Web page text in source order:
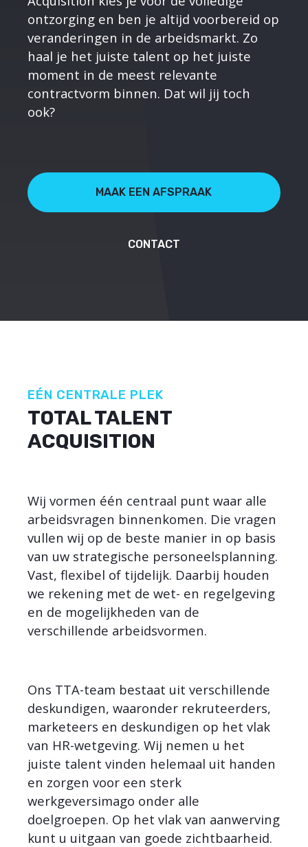
ontzorging en ben je altijd voorbereid op
veranderingen in de arbeidsmarkt. Zo
haal je het juiste talent op het juiste
moment in de meest relevante
contractvorm binnen. Dat wil jij toch
ook?
MAAK EEN AFSPRAAK
CONTACT
EÉN CENTRALE PLEK
TOTAL TALENT
ACQUISITION
Wij vormen één centraal punt waar alle
arbeidsvragen binnenkomen. Die vragen
vullen wij op de beste manier in op basis
van uw strategische personeelsplanning.
Vast, flexibel of tijdelijk. Daarbij houden
we rekening met de wet- en regelgeving
en de mogelijkheden van de
verschillende arbeidsvormen.
Ons TTA-team bestaat uit verschillende
deskundigen, waaronder rekruteerders,
marketeers en deskundigen op het vlak
van HR-wetgeving. Wij nemen u het
juiste talent vinden helemaal uit handen
en zorgen voor een sterk
werkgeversimago onder alle
doelgroepen. Op het vlak van aanwerving
kunt u uitgaan van goede zichtbaarheid.